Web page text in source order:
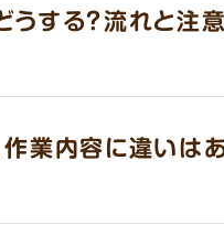
する？流れと注
業内容に違いは